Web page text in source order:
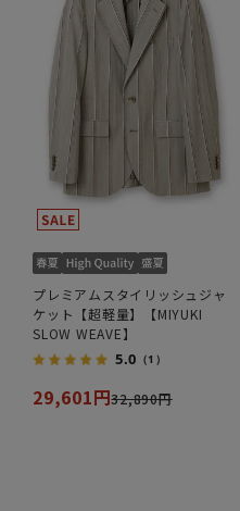
プレミアムスタイリッシュジャ
ケット【超軽量】【MIYUKI
SLOW WEAVE】
5.0 （1）
29,601円32,890円